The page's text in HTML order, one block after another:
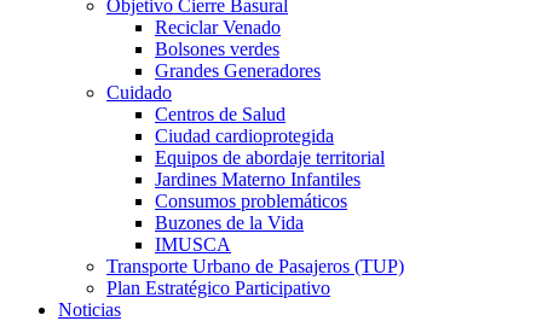
Objetivo Cierre Basural
Reciclar Venado
Bolsones verdes
Grandes Generadores
Cuidado
Centros de Salud
Ciudad cardioprotegida
Equipos de abordaje territorial
Jardines Materno Infantiles
Consumos problemáticos
Buzones de la Vida
IMUSCA
Transporte Urbano de Pasajeros (TUP)
Plan Estratégico Participativo
Noticias